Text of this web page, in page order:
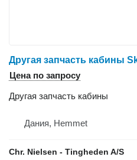
Цена по запросу
Другая запчасть кабины
Дания, Hemmet
Chr. Nielsen - Tingheden A/S